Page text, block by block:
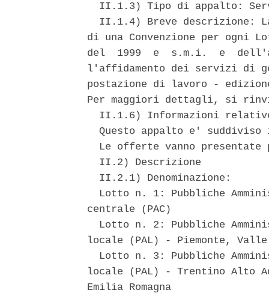
II.1.3) Tipo di appalto:
II.1.4) Breve descrizione:
di una Convenzione per
del  1999  e  s.m.i.  e
l'affidamento dei servizi di
postazione di lavoro -
Per maggiori dettagli, si
II.1.6) Informazioni
Questo appalto e'
Le offerte vanno
  II.2) Descrizione
  II.2.1) Denominazione:
Lotto n. 1: Pubbliche
centrale (PAC)
Lotto n. 2: Pubbliche
locale (PAL) - Piemonte,
Lotto n. 3: Pubbliche
locale (PAL) - Trentino Alto
Emilia Romagna